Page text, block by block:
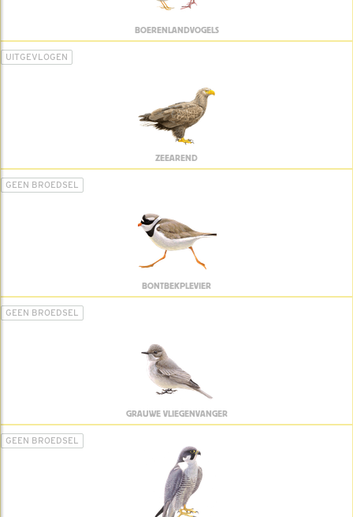
BOERENLANDVOGELS
UITGEVLOGEN
ZEEAREND
GEEN BROEDSEL
BONTBEKPLEVIER
GEEN BROEDSEL
GRAUWE VLIEGENVANGER
GEEN BROEDSEL